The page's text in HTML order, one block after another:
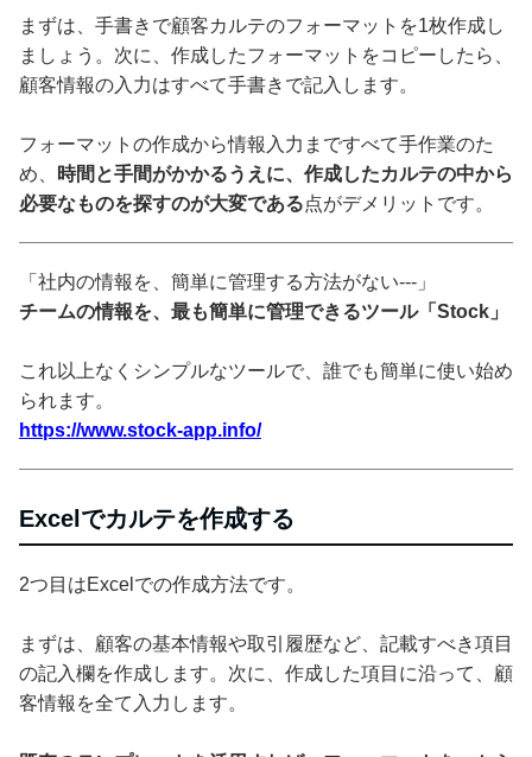
まずは、手書きで顧客カルテのフォーマットを1枚作成し
ましょう。次に、作成したフォーマットをコピーしたら、
顧客情報の入力はすべて手書きで記入します。
フォーマットの作成から情報入力まですべて手作業のた
め、
時間と手間がかかるうえに、作成したカルテの中から
必要なものを探すのが大変である点がデメリットです。
「社内の情報を、簡単に管理する方法がない---」
チームの情報を、最も簡単に管理できるツール「Stock」
これ以上なくシンプルなツールで、誰でも簡単に使い始め
られます。
https://www.stock-app.info/
Excelでカルテを作成する
2つ目はExcelでの作成方法です。
まずは、顧客の基本情報や取引履歴など、記載すべき項目
の記入欄を作成します。次に、作成した項目に沿って、顧
客情報を全て入力します。